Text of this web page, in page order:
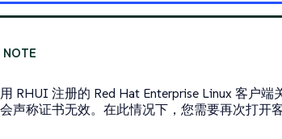
RHUI 注册的 Red Hat Enterprise Linux 客户端
声称证书无效。在此情况下，您需要再次打开